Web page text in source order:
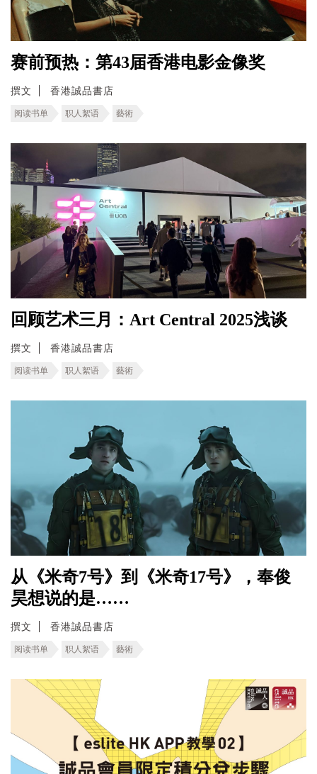
赛前预热：第43届香港电影金像奖
撰文 香港誠品書店
阅读书单 职人絮语 藝術
回顾艺术三月：Art Central 2025浅谈
撰文 香港誠品書店
阅读书单 职人絮语 藝術
从《米奇7号》到《米奇17号》，奉俊
昊想说的是……
撰文 香港誠品書店
阅读书单 职人絮语 藝術